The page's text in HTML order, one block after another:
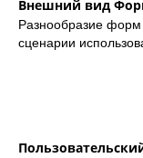
Внешний вид
Разнообразие форм
сценарии